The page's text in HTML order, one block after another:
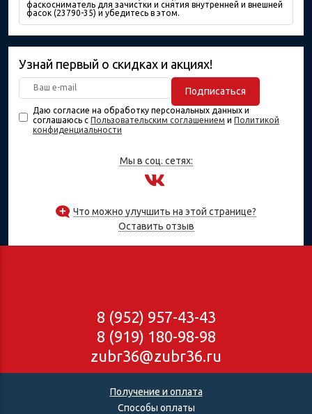
фаскосниматель для зачистки и снятия внутренней и внешней
фасок (23790-35) и убедитесь в этом.
Узнай первый о скидках и акциях!
Подписаться
Даю согласие на обработку персональных данных и
соглашаюсь с Пользовательским соглашением и Политикой
конфиденциальности
Мы в соц. сетях:
Что можно улучшить на этой странице?
Оставить отзыв
8 (952) 957-43-43
8 (919) 180-98-98
zubr36@zubr36.ru
Получение и оплата
Способы оплаты